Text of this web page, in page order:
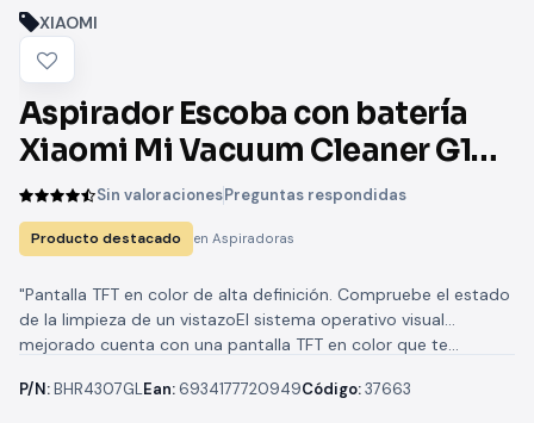
XIAOMI
Aspirador Escoba con batería
Xiaomi Mi Vacuum Cleaner G10/
Autonomía 65 Min
Sin valoracionesPreguntas respondidas
Producto destacado en Aspiradoras
"Pantalla TFT en color de alta definición. Compruebe el estado
de la limpieza de un vistazoEl sistema operativo visual
mejorado cuenta con una pantalla TFT en color que te...
P/N:BHR4307GLEan: 6934177720949Código:37663